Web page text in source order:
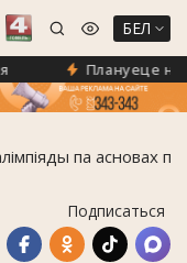
БЕЛ
Плануеце на
па асновах
Подписаться